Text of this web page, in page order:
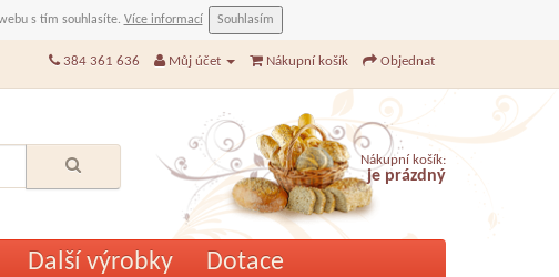
s tím souhlasíte. Více informací Souhlasím
384 361 636 Můj účet Nákupní košík Objednat
Nákupní košík:
je prázdný
Další výrobky
Dotace